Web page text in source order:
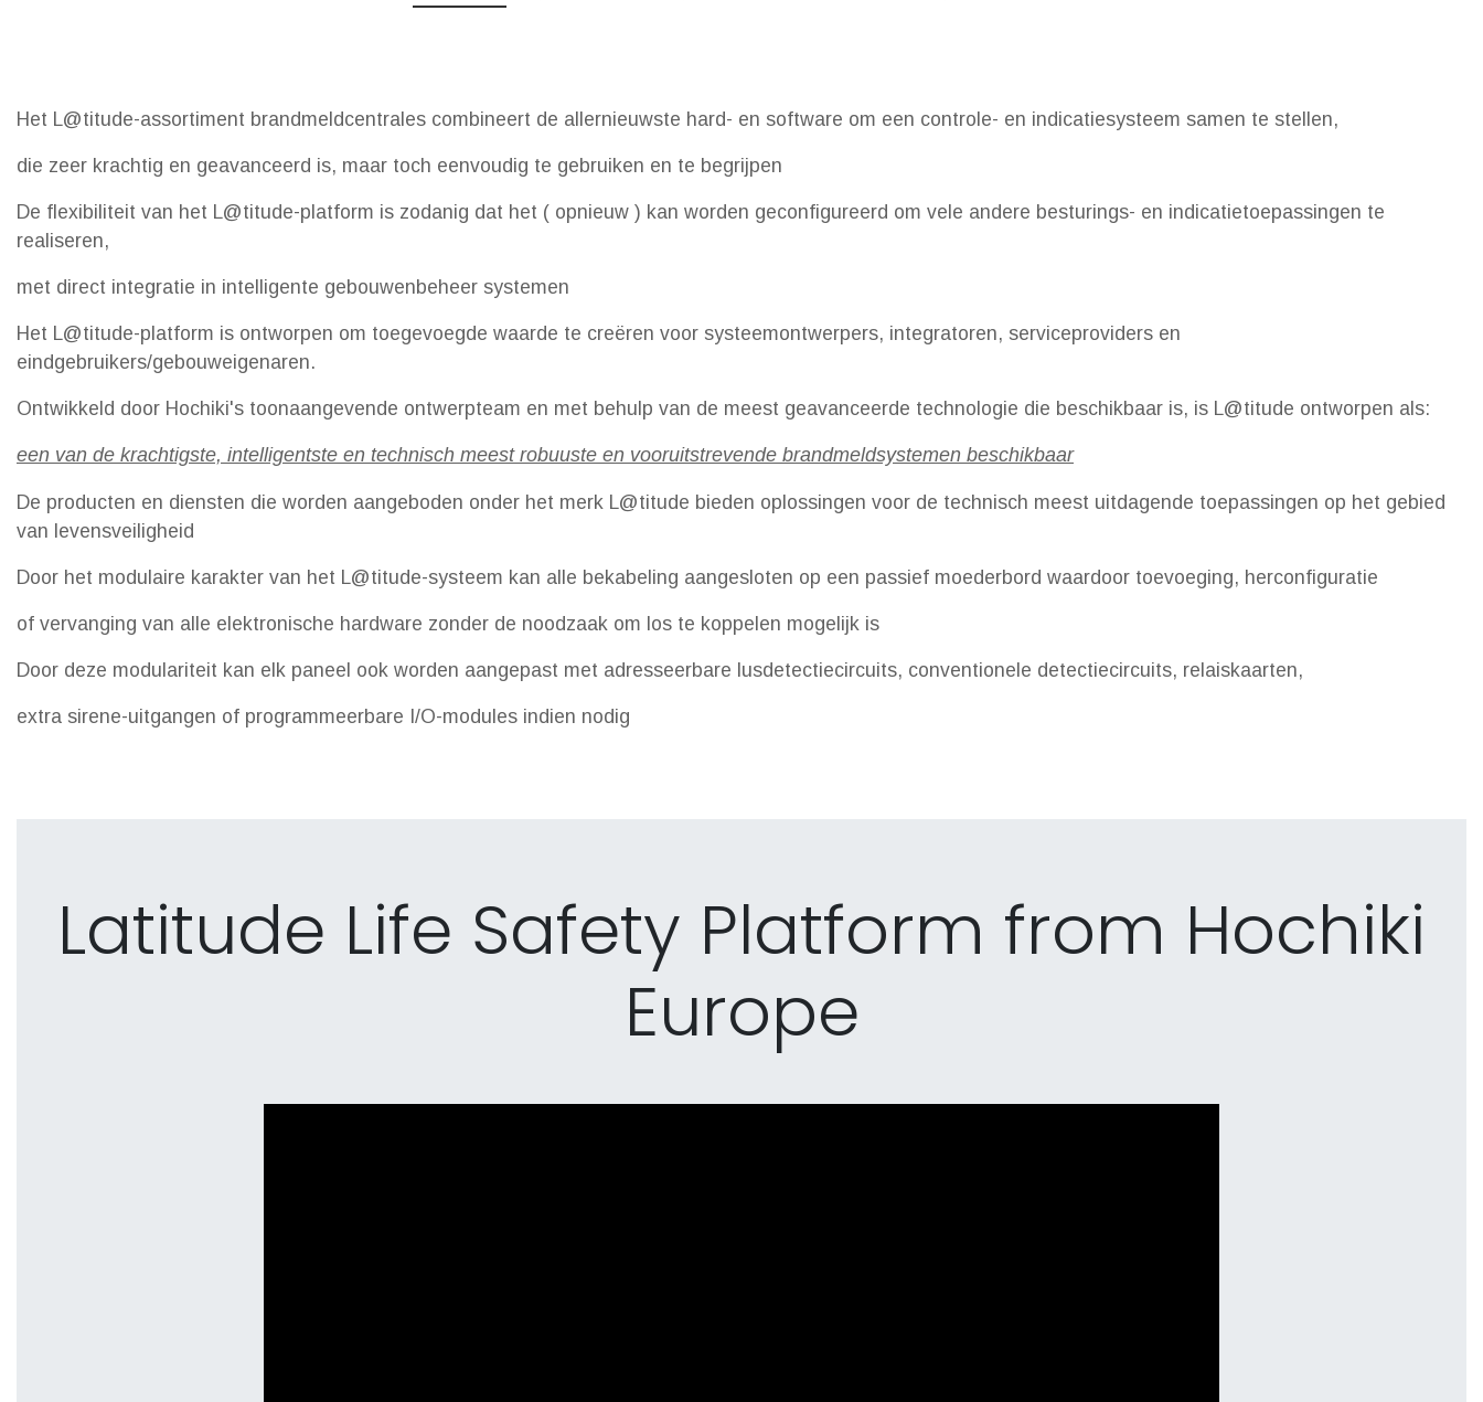
Het L@titude-assortiment brandmeldcentrales combineert de allernieuwste hard- en software om een ​​controle- en indicatiesysteem samen te stellen,
die zeer krachtig en geavanceerd is, maar toch eenvoudig te gebruiken en te begrijpen
De flexibiliteit van het L@titude-platform is zodanig dat het ( opnieuw ) kan worden geconfigureerd om vele andere besturings- en indicatietoepassingen te
realiseren,
met direct integratie in intelligente gebouwenbeheer systemen
Het L@titude-platform is ontworpen om toegevoegde waarde te creëren voor systeemontwerpers, integratoren, serviceproviders en
eindgebruikers/gebouweigenaren.
Ontwikkeld door Hochiki's toonaangevende ontwerpteam en met behulp van de meest geavanceerde technologie die beschikbaar is, is L@titude ontworpen als:
een van de krachtigste, intelligentste en technisch meest robuuste en vooruitstrevende brandmeldsystemen beschikbaar
De producten en diensten die worden aangeboden onder het merk L@titude bieden oplossingen voor de technisch meest uitdagende toepassingen op het gebied
van levensveiligheid
Door het modulaire karakter van het L@titude-systeem kan alle bekabeling aangesloten op een passief moederbord waardoor toevoeging, herconfiguratie
of vervanging van alle elektronische hardware zonder de noodzaak om los te koppelen mogelijk is
Door deze modulariteit kan elk paneel ook worden aangepast met adresseerbare lusdetectiecircuits, conventionele detectiecircuits, relaiskaarten,
extra sirene-uitgangen of programmeerbare I/O-modules indien nodig
Latitude Life Safety Platform from Hochiki
Europe